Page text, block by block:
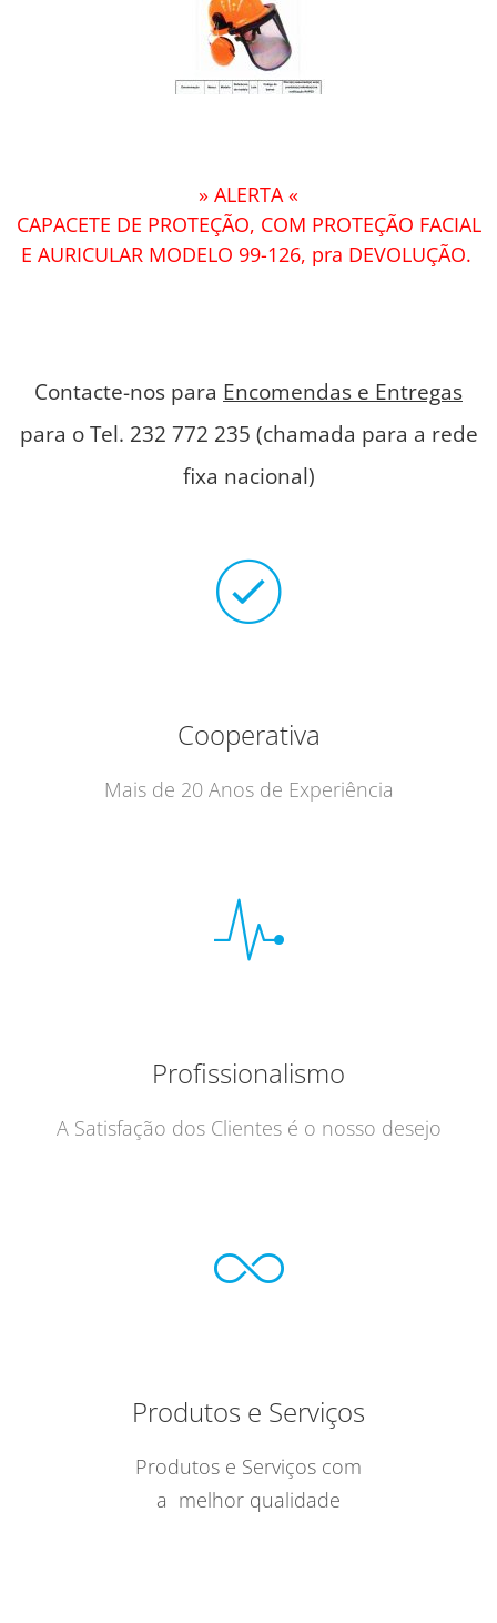
» ALERTA «
CAPACETE DE PROTEÇÃO, COM PROTEÇÃO FACIAL
E AURICULAR MODELO 99-126, pra DEVOLUÇÃO.
Contacte-nos para Encomendas e Entregas
para o Tel. 232 772 235 (chamada para a rede
fixa nacional)
Cooperativa
Mais de 20 Anos de Experiência
Profissionalismo
A Satisfação dos Clientes é o nosso desejo
Produtos e Serviços
Produtos e Serviços com
a melhor qualidade